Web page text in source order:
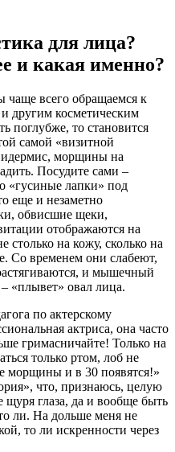
для лица?
и какая именно?
чаще всего обращаемся к
другим косметическим
поглубже, то становится
самой «визитной
морщины на
Посудите сами –
«гусиные лапки» под
еще и незаметно
обвисшие щеки,
отображаются на
на кожу, сколько на
Со временем они слабеют,
и мышечный
«плывет» овал лица.
по актерскому
актриса, она часто
гримасничайте! Только на
только ртом, лоб не
морщины и в 30 появятся!»
что, признаюсь, целую
щуря глаза, да и вообще быть
ли. На дольше меня не
то ли искренности через